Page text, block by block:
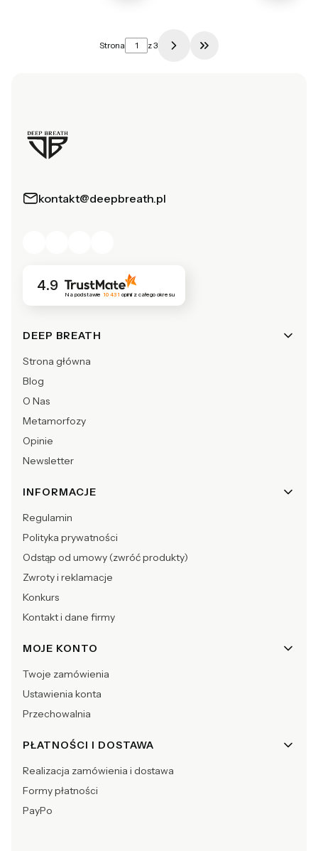
Strona z 3 Przejdź do ostatniej
kontakt@deepbreath.pl
4.9
Na podstawie 10 431 opinii z całego okresu
Linki w stopce
DEEP BREATH
Strona główna
Blog
O Nas
Metamorfozy
Opinie
Newsletter
INFORMACJE
Regulamin
Polityka prywatności
Odstąp od umowy (zwróć produkty)
Zwroty i reklamacje
Konkurs
Kontakt i dane firmy
MOJE KONTO
Twoje zamówienia
Ustawienia konta
Przechowalnia
PŁATNOŚCI I DOSTAWA
Realizacja zamówienia i dostawa
Formy płatności
PayPo